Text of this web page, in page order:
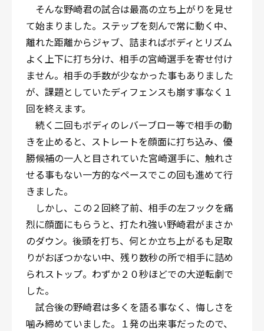
そんな野崎君の試合は最高の立ち上がりを見せ
て始まりました。ステップを刻んで常に動く中、
離れた距離からジャブ、詰まればボディとリズム
よく上下に打ち分け、相手の宮崎選手を寄せ付け
ません。相手の手数が少なかった事もありました
が、課題としていたディフェンスも崩す事なく１
回を終えます。
続く二回もボディのレバーブロー等で相手の動
きを止めると、ストレートを顔面に打ち込み、優
勝候補の一人と目されていた宮崎選手に、触れさ
せる事もない一方的なペースでこの回も進めて行
きました。
しかし、この２回終了前、相手の左フックを痛
烈に顔面にもらうと、打たれ強い野崎君がまさか
のダウン。後頭を打ち、何とか立ち上がるも足取
りがおぼつかない中、残り数秒の所で相手に詰め
られストップ。わずか２０秒ほどでの大逆転劇で
した。
試合後の野崎君は多くを語る事なく、悔しさを
噛み締めていました。１発の出来事だったので、